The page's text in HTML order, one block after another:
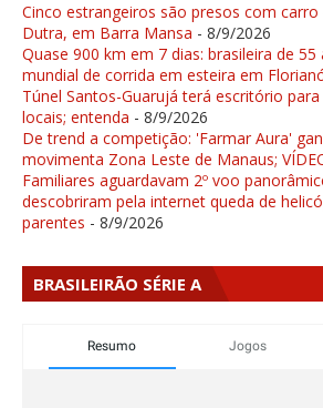
Cinco estrangeiros são presos com carro
Dutra, em Barra Mansa - 8/9/2026
Quase 900 km em 7 dias: brasileira de
mundial de corrida em esteira em
Túnel Santos-Guarujá terá escritório
locais; entenda - 8/9/2026
De trend a competição: 'Farmar Aura'
movimenta Zona Leste de Manaus;
Familiares aguardavam 2º voo
descobriram pela internet queda de
parentes - 8/9/2026
BRASILEIRÃO SÉRIE A
Resumo Jogos